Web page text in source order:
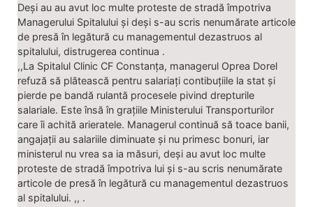
Deși au au avut loc multe proteste de stradă împotriva
Managerului Spitalului și deși s-au scris nenumărate articole
de presă în legătură cu managementul dezastruos al
spitalului, distrugerea continua .
,,La Spitalul Clinic CF Constanța, managerul Oprea Dorel
refuză să plătească pentru salariați contibuțiile la stat și
pierde pe bandă rulantă procesele pivind drepturile
salariale. Este însă în grațiile Ministerului Transporturilor
care îi achită arieratele. Managerul continuă să toace banii,
angajații au salariile diminuate și nu primesc bonuri, iar
ministerul nu vrea sa ia măsuri, deși au avut loc multe
proteste de stradă împotriva lui și s-au scris nenumărate
articole de presă în legătură cu managementul dezastruos
al spitalului. ,, .